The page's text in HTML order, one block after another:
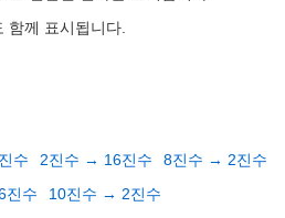
함께 표시됩니다.
수 2진수 → 16진수
8진수 → 2진수
진수
10진수 → 2진수